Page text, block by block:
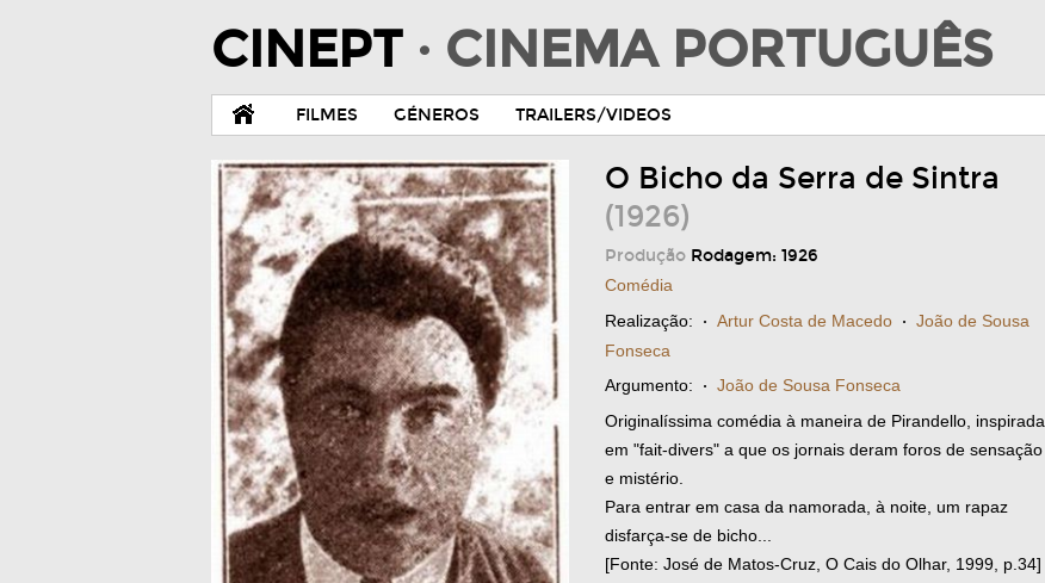
CINEPT · CINEMA PORTUGUÊS
FILMES GÉNEROS TRAILERS/VIDEOS
O Bicho da Serra de Sintra
(1926)
Produção Rodagem: 1926
Comédia
Realização: · Artur Costa de Macedo · João de Sousa
Fonseca
Argumento: · João de Sousa Fonseca
Originalíssima comédia à maneira de Pirandello, inspirada
em "fait-divers" a que os jornais deram foros de sensação
e mistério.
Para entrar em casa da namorada, à noite, um rapaz
disfarça-se de bicho...
[Fonte: José de Matos-Cruz, O Cais do Olhar, 1999, p.34]